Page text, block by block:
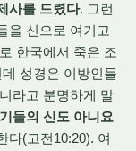
사를 드렸다. 그런
을 신으로 여기고
한국에서 죽은 조
성경은 이방인들
라고 분명하게 말
들의 신도 아니요
다(고전10:20). 여